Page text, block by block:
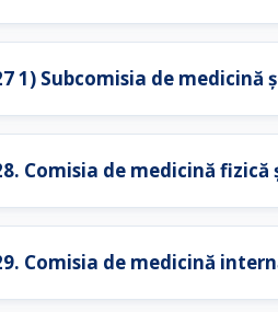
1) Subcomisia de medicină
Comisia de medicină
Comisia de medicină